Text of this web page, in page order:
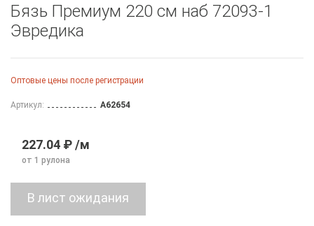
Бязь Премиум 220 см наб 72093-1
Эвредика
Оптовые цены после регистрации
Артикул: A62654
227.04 ₽ /м
от 1 рулона